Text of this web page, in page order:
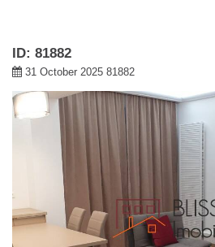
ID: 81882
31 October 2025 81882